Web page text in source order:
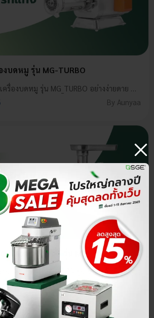
งบดหมู รุ่น MG-TURBO
เรียนรู้วิธีการใช้งาน เครื่องบดหมู รุ่น MG_TURBO อย่างง่ายดาย พร้อมเคล็ดลับการทำความสะอาดมือใหม่ก็ทำได้แน่นอน
By Aunyaa
องบดหมูอัตโนมัติ รุ่น MG
By Aunyaa